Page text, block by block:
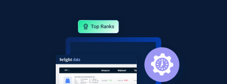
Comece agora